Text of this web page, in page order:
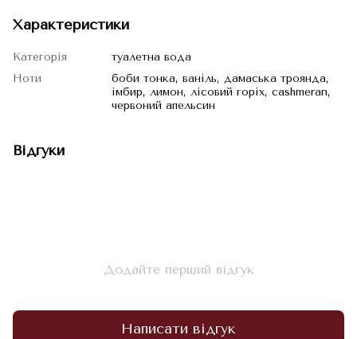
Характеристики
Категорія
туалетна вода
Ноти
боби тонка, ваніль, дамаська троянда,
імбир, лимон, лісовий горіх, сashmeran,
червоний апельсин
Відгуки
Додайте перший відгук
Написати відгук